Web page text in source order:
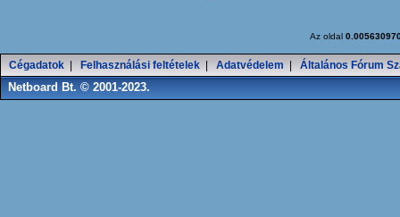
Az oldal
Cégadatok Felhasználási feltételek Adatvédelem Általános Fórum
Netboard Bt. © 2001-2023.